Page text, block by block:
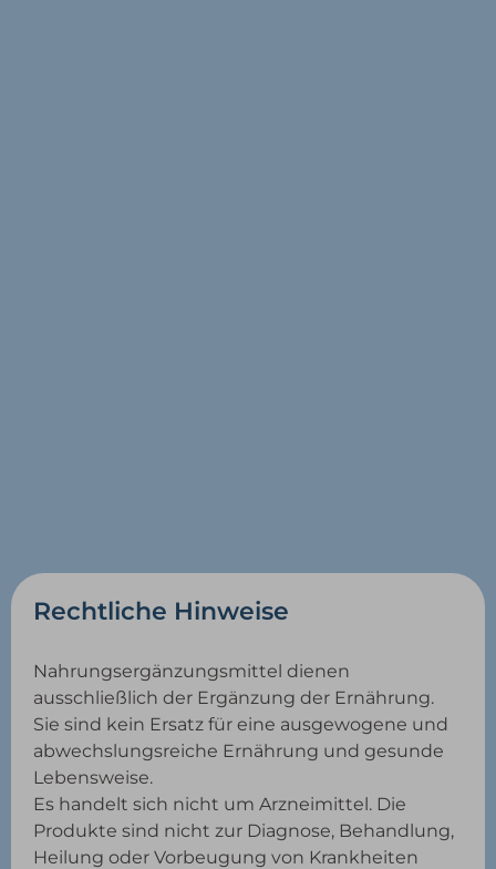
Rechtliche Hinweise
Nahrungsergänzungsmittel dienen
ausschließlich der Ergänzung der Ernährung.
Sie sind kein Ersatz für eine ausgewogene und
abwechslungsreiche Ernährung und gesunde
Lebensweise.
Es handelt sich nicht um Arzneimittel. Die
Produkte sind nicht zur Diagnose, Behandlung,
Heilung oder Vorbeugung von Krankheiten